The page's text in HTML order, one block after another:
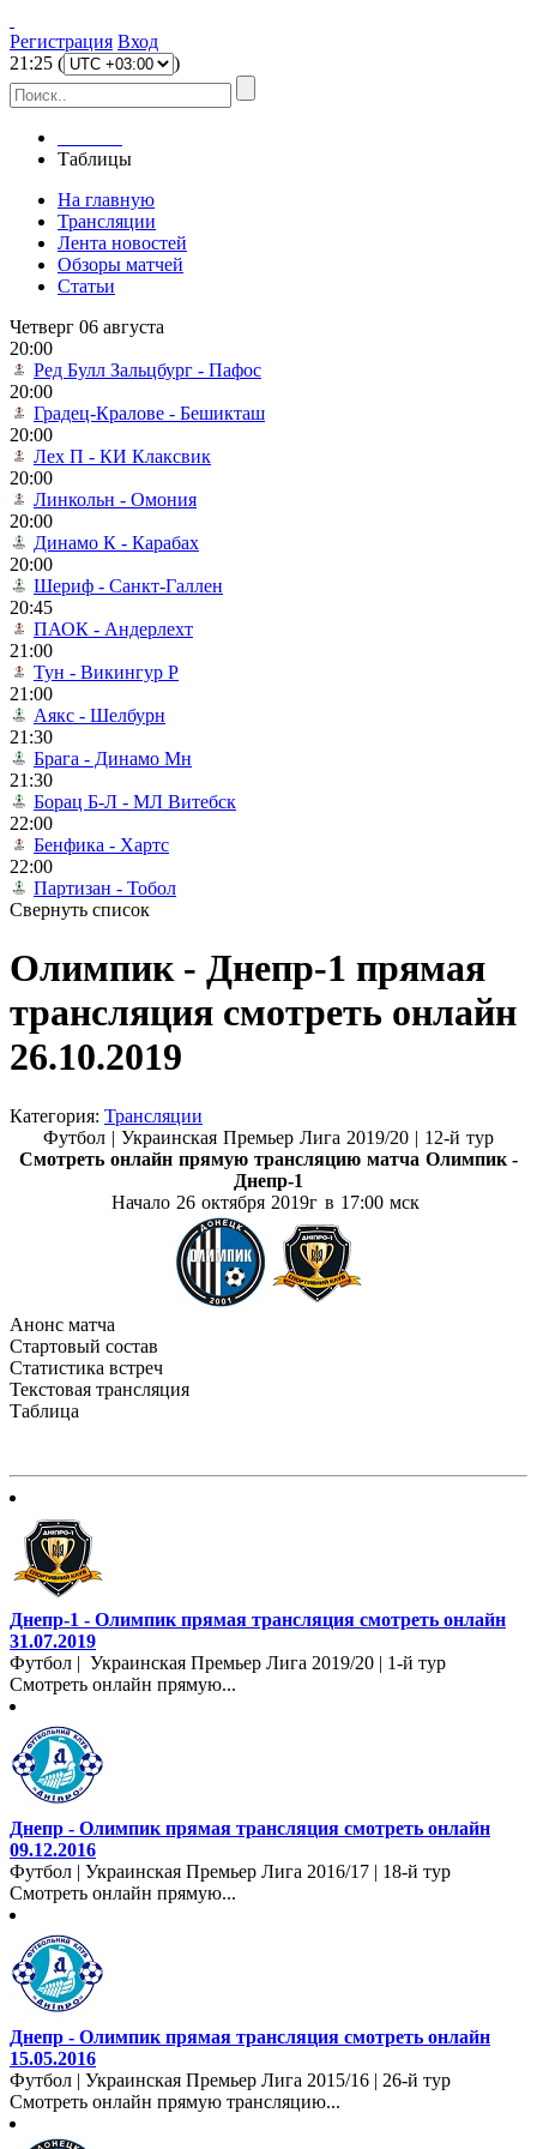
Регистрация Вход
21 :25 ( )
Таблицы
На главную
Трансляции
Лента новостей
Обзоры матчей
Статьи
Четверг 06 августа
20:00
Ред Булл Зальцбург - Пафос
20:00
Градец-Кралове - Бешикташ
20:00
Лех П - КИ Клаксвик
20:00
Линкольн - Омония
20:00
Динамо К - Карабах
20:00
Шериф - Санкт-Галлен
20:45
ПАОК - Андерлехт
21:00
Тун - Викингур Р
21:00
Аякс - Шелбурн
21:30
Брага - Динамо Мн
21:30
Борац Б-Л - МЛ Витебск
22:00
Бенфика - Хартс
22:00
Партизан - Тобол
Свернуть список
Олимпик - Днепр-1 прямая
трансляция смотреть онлайн
26.10.2019
Категория: Трансляции
Футбол | Украинская Премьер Лига 2019/20 | 12-й тур
Смотреть онлайн прямую трансляцию матча Олимпик -
Днепр-1
Начало 26 октября 2019г в 17:00 мск
Анонс матча
Стартовый состав
Статистика встреч
Текстовая трансляция
Таблица
Днепр-1 - Олимпик прямая трансляция смотреть онлайн
31.07.2019
Футбол | Украинская Премьер Лига 2019/20 | 1-й тур
Смотреть онлайн прямую...
Днепр - Олимпик прямая трансляция смотреть онлайн
09.12.2016
Футбол | Украинская Премьер Лига 2016/17 | 18-й тур
Смотреть онлайн прямую...
Днепр - Олимпик прямая трансляция смотреть онлайн
15.05.2016
Футбол | Украинская Премьер Лига 2015/16 | 26-й тур
Смотреть онлайн прямую трансляцию...